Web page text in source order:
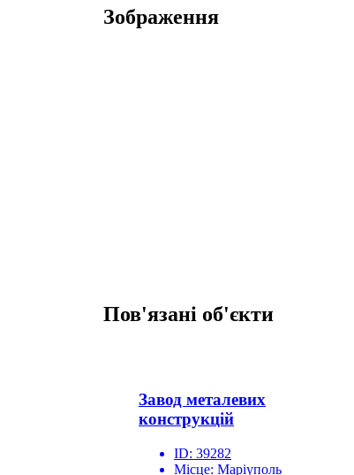
Зображення
Пов'язані об'єкти
Завод металевих
конструкцій
ID: 39282
Місце: Маріуполь